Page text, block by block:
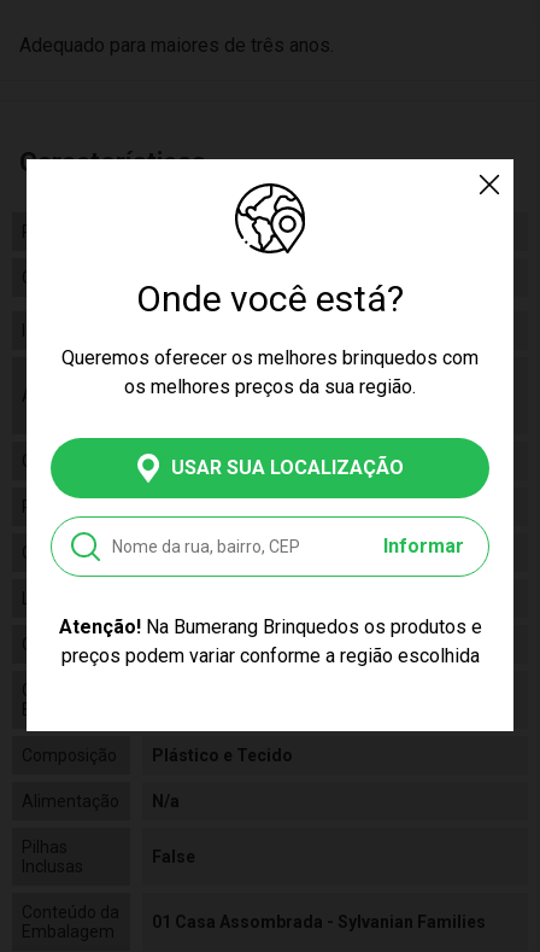
Onde você está?
Queremos oferecer os melhores brinquedos com
os melhores preços da sua região.
USAR SUA LOCALIZAÇÃO
Informar
Atenção!Na Bumerang Brinquedos os produtos e
preços podem variar conforme a região escolhida
Adequado para maiores de três anos.
Características
Peso
Certificado/ Selo Inmetro
Aviso
As cores podem variar entre as imagens
mostradas acima e o produto. Imagens
Gênero Feminino
Personagem
Categoria N/a
Código 5542
Código de
Barras
Composição Plástico e Tecido
Alimentação N/a
Pilhas
Inclusas
False
Conteúdo da
Embalagem
01 Casa Assombrada - Sylvanian Families